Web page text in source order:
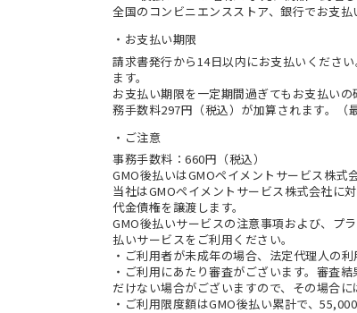
全国のコンビニエンスストア、銀行でお支払
お支払い期限
請求書発行から14日以内にお支払いくださ
ます。
お支払い期限を一定期間過ぎてもお支払い
務手数料297円（税込）が加算されます。（
ご注意
事務手数料：660円（税込）
GMO後払いはGMOペイメントサービス株式
当社はGMOペイメントサービス株式会社に
代金債権を譲渡します。
GMO後払いサービスの注意事項および、 プ
払いサービスをご利用ください。
・ご利用者が未成年の場合、法定代理人の
・ご利用にあたり審査がございます。審査
だけない場合がございますので、その場合
・ご利用限度額はGMO後払い累計で、